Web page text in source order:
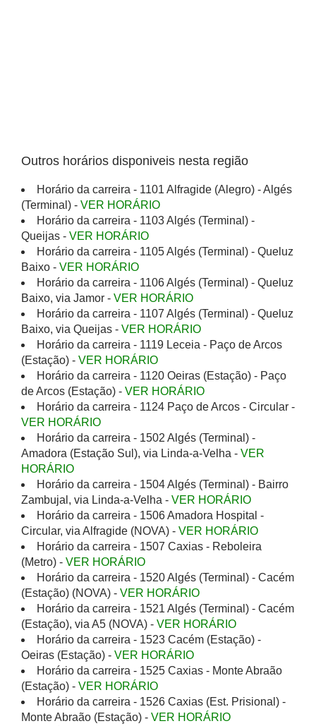
Outros horários disponiveis nesta região
Horário da carreira - 1101 Alfragide (Alegro) - Algés
(Terminal) - VER HORÁRIO
Horário da carreira - 1103 Algés (Terminal) -
Queijas - VER HORÁRIO
Horário da carreira - 1105 Algés (Terminal) - Queluz
Baixo - VER HORÁRIO
Horário da carreira - 1106 Algés (Terminal) - Queluz
Baixo, via Jamor - VER HORÁRIO
Horário da carreira - 1107 Algés (Terminal) - Queluz
Baixo, via Queijas - VER HORÁRIO
Horário da carreira - 1119 Leceia - Paço de Arcos
(Estação) - VER HORÁRIO
Horário da carreira - 1120 Oeiras (Estação) - Paço
de Arcos (Estação) - VER HORÁRIO
Horário da carreira - 1124 Paço de Arcos - Circular -
VER HORÁRIO
Horário da carreira - 1502 Algés (Terminal) -
Amadora (Estação Sul), via Linda-a-Velha - VER
HORÁRIO
Horário da carreira - 1504 Algés (Terminal) - Bairro
Zambujal, via Linda-a-Velha - VER HORÁRIO
Horário da carreira - 1506 Amadora Hospital -
Circular, via Alfragide (NOVA) - VER HORÁRIO
Horário da carreira - 1507 Caxias - Reboleira
(Metro) - VER HORÁRIO
Horário da carreira - 1520 Algés (Terminal) - Cacém
(Estação) (NOVA) - VER HORÁRIO
Horário da carreira - 1521 Algés (Terminal) - Cacém
(Estação), via A5 (NOVA) - VER HORÁRIO
Horário da carreira - 1523 Cacém (Estação) -
Oeiras (Estação) - VER HORÁRIO
Horário da carreira - 1525 Caxias - Monte Abraão
(Estação) - VER HORÁRIO
Horário da carreira - 1526 Caxias (Est. Prisional) -
Monte Abraão (Estação) - VER HORÁRIO